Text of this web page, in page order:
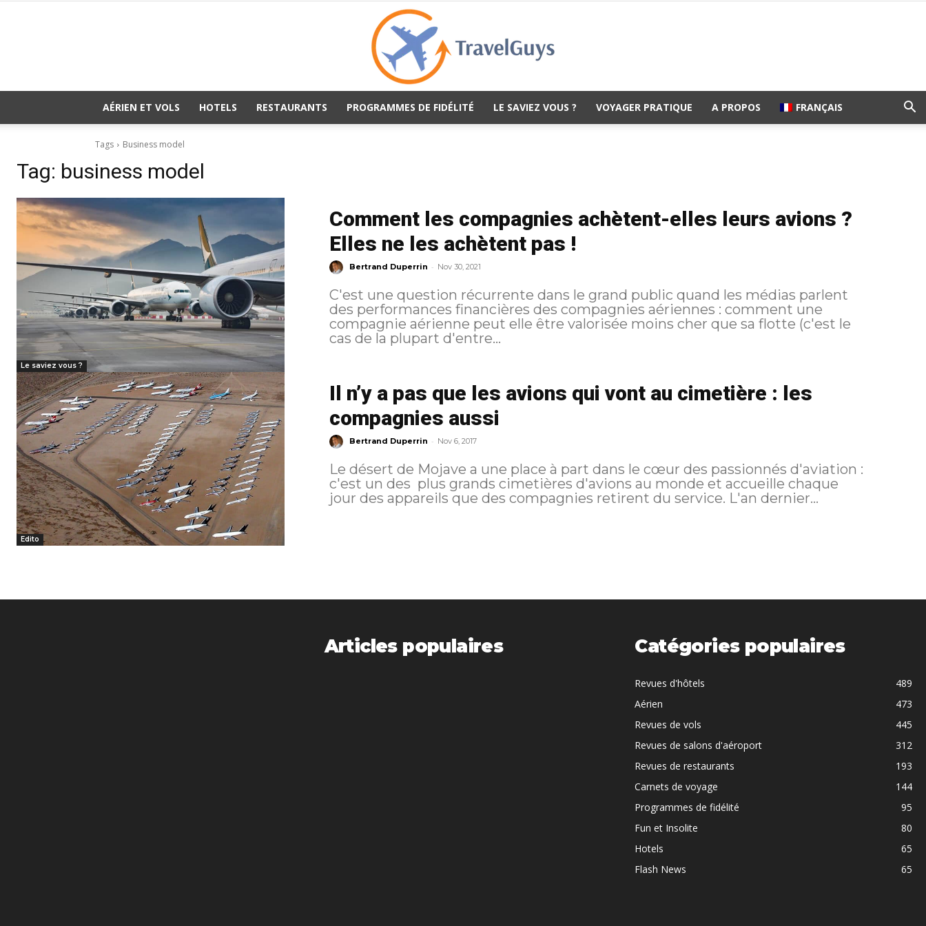
AÉRIEN ET VOLS HOTELS RESTAURANTS PROGRAMMES DE FIDÉLITÉ LE SAVIEZ VOUS ? VOYAGER PRATIQUE A PROPOS FRANÇAIS
Tags Business model
Tag: business model
Le saviez vous ?
Comment les compagnies achètent-elles leurs avions ?
Elles ne les achètent pas !
Bertrand Duperrin - Nov 30, 2021
C'est une question récurrente dans le grand public quand les médias parlent
des performances financières des compagnies aériennes : comment une
compagnie aérienne peut elle être valorisée moins cher que sa flotte (c'est le
cas de la plupart d'entre...
Edito
Il n’y a pas que les avions qui vont au cimetière : les
compagnies aussi
Bertrand Duperrin - Nov 6, 2017
Le désert de Mojave a une place à part dans le cœur des passionnés d'aviation :
c'est un des plus grands cimetières d'avions au monde et accueille chaque
jour des appareils que des compagnies retirent du service. L'an dernier...
Articles populaires Catégories populaires
Revues d'hôtels
489
Aérien
473
Revues de vols
445
Revues de salons d'aéroport
312
Revues de restaurants
193
Carnets de voyage
144
Programmes de fidélité
95
Fun et Insolite
80
Hotels
65
Flash News
65